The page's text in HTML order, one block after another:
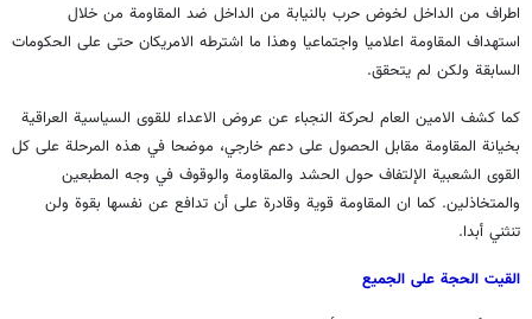
اطراف من الداخل لخوض حرب بالنيابة من الداخل ضد المقاومة من خلال
استهداف المقاومة اعلاميا واجتماعيا وهذا ما اشترطه الامريكان حتى على الحكومات
السابقة ولكن لم يتحقق.
كما كشف الامين العام لحركة النجباء عن عروض الاعداء للقوى السياسية العراقية
بخيانة المقاومة مقابل الحصول على دعم خارجي، موضحا في هذه المرحلة على كل
القوى الشعبية الإلتفاف حول الحشد والمقاومة والوقوف في وجه المطبعين
والمتخاذلين. كما ان المقاومة قوية وقادرة على أن تدافع عن نفسها بقوة ولن
تنثني أبدا.
القيت الحجة على الجميع